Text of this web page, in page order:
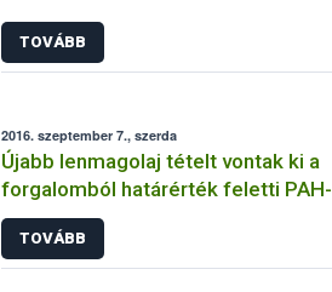
TOVÁBB
2016. szeptember 7., szerda
Újabb lenmagolaj tételt vontak ki a
forgalomból határérték feletti PAH-
tartalom miatt
TOVÁBB